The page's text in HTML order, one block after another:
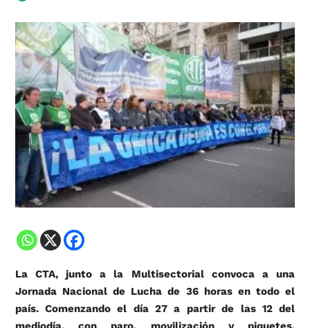
La CTA, junto a la Multisectorial convoca a una
Jornada Nacional de Lucha de 36 horas en todo el
país. Comenzando el día 27 a partir de las 12 del